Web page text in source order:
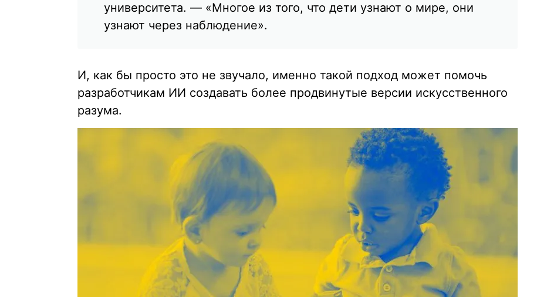
университета. — «Многое из того, что дети узнают о мире, они
узнают через наблюдение».
И, как бы просто это не звучало, именно такой подход может помочь
разработчикам ИИ создавать более продвинутые версии искусственного
разума.